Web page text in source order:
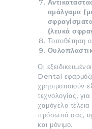
αμάλγαμα
(λευκά
Τοποθέτηση
Οι
Dental
χρησιμοποιούν
τεχνολογίας,
χαμόγελο
πρόσωπό σας,
και μόνιμο.